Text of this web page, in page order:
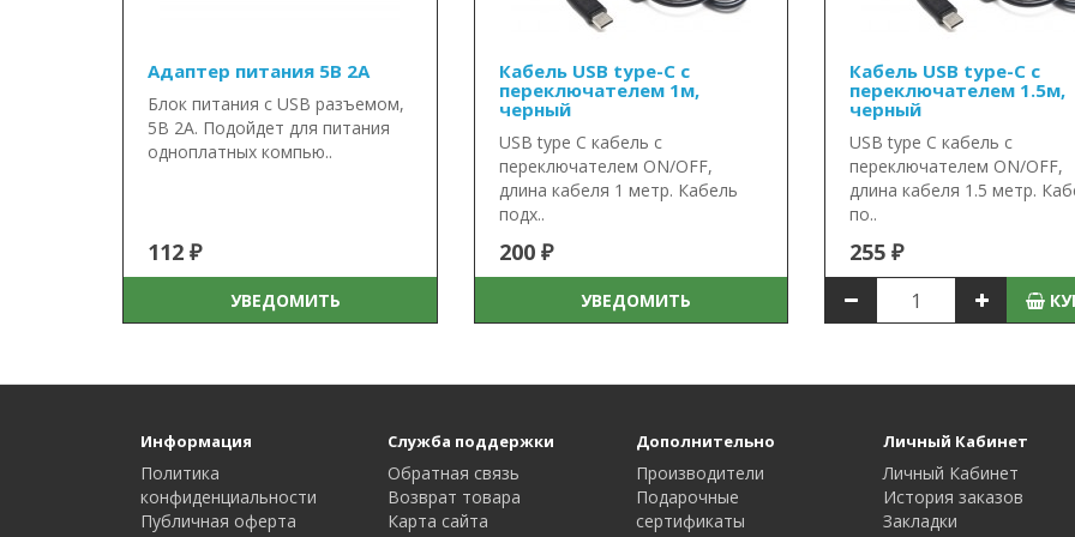
Адаптер питания 5В 2А
Блок питания с USB разъемом,
5В 2А. Подойдет для питания
одноплатных компью..
112 ₽
УВЕДОМИТЬ
Кабель USB type-C с
переключателем 1м,
черный
USB type C кабель с
переключателем ON/OFF,
длина кабеля 1 метр. Кабель
подх..
200 ₽
УВЕДОМИТЬ
Кабель USB type-C с
переключателем 1.5м,
черный
USB type C кабель с
переключателем ON/OFF,
длина кабеля 1.5 метр.
по..
255 ₽
Информация
Политика
конфиденциальности
Публичная оферта
Служба поддержки
Обратная связь
Возврат товара
Карта сайта
Дополнительно
Производители
Подарочные
сертификаты
Личный Кабинет
Личный Кабинет
История заказов
Закладки